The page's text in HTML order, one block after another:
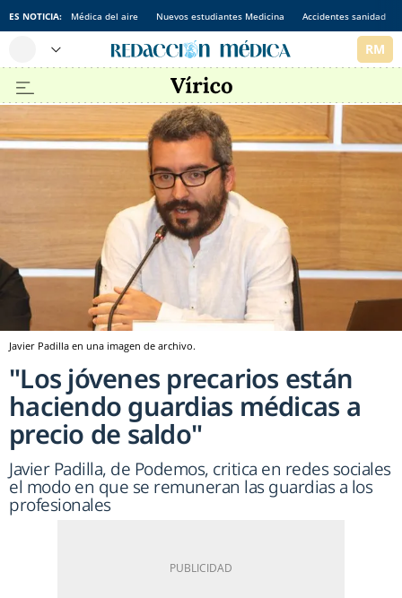
ES NOTICIA: Médica del aire Nuevos estudiantes Medicina Accidentes sanidad
Javier Padilla en una imagen de archivo.
"Los jóvenes precarios están
haciendo guardias médicas a
precio de saldo"
Javier Padilla, de Podemos, critica en redes sociales
el modo en que se remuneran las guardias a los
profesionales